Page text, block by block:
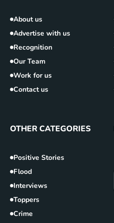
About us
Advertise with us
Recognition
Our Team
Work for us
Contact us
OTHER CATEGORIES
Positive Stories
Flood
Interviews
Toppers
Crime